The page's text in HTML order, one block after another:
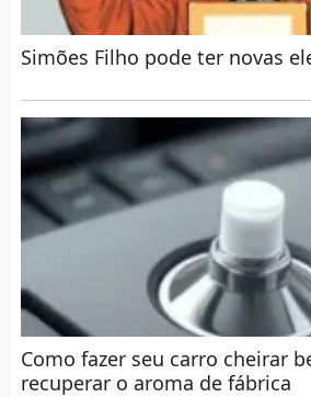
Simões Filho pode ter novas
Como fazer seu carro cheirar
recuperar o aroma de fábrica